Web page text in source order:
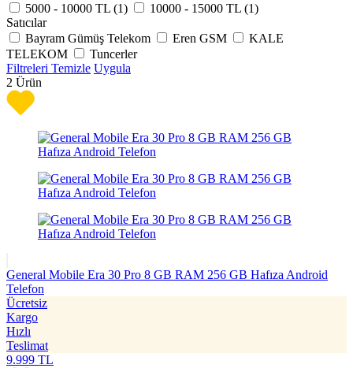
5000 - 10000 TL (1) 10000 - 15000 TL (1)
Satıcılar
Bayram Gümüş Telekom
Eren GSM
KALE
TELEKOM
Tuncerler
Filtreleri Temizle Uygula
2 Ürün
General Mobile Era 30 Pro 8 GB RAM 256 GB Hafıza Android
Telefon
Ücretsiz
Kargo
Hızlı
Teslimat
9.999 TL